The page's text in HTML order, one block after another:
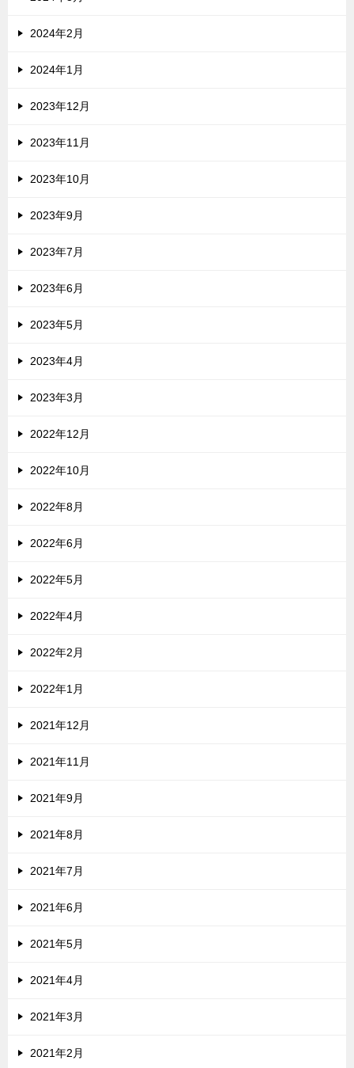
2024年2月
2024年1月
2023年12月
2023年11月
2023年10月
2023年9月
2023年7月
2023年6月
2023年5月
2023年4月
2023年3月
2022年12月
2022年10月
2022年8月
2022年6月
2022年5月
2022年4月
2022年2月
2022年1月
2021年12月
2021年11月
2021年9月
2021年8月
2021年7月
2021年6月
2021年5月
2021年4月
2021年3月
2021年2月